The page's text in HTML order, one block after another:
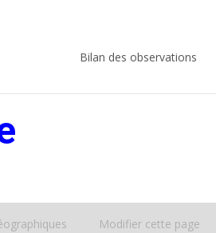
Bilan des observations
Modifier cette page